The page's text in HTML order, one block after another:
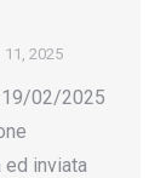
2025
02/2025
inviata